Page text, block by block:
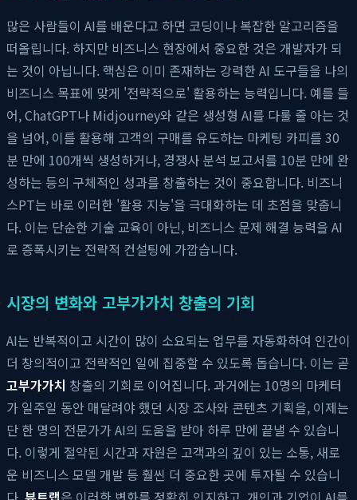
많은 사람들이 AI를 배운다고 하면 코딩이나 복잡한 알고리즘을
떠올립니다. 하지만 비즈니스 현장에서 중요한 것은 개발자가 되
는 것이 아닙니다. 핵심은 이미 존재하는 강력한 AI 도구들을 나의
비즈니스 목표에 맞게 '전략적으로' 활용하는 능력입니다. 예를 들
어, ChatGPT나 Midjourney와 같은 생성형 AI를 다룰 줄 아는 것
을 넘어, 이를 활용해 고객의 구매를 유도하는 마케팅 카피를 30
분 만에 100개씩 생성하거나, 경쟁사 분석 보고서를 10분 만에 완
성하는 등의 구체적인 성과를 창출하는 것이 중요합니다. 비즈니
스PT는 바로 이러한 '활용 지능'을 극대화하는 데 초점을 맞춥니
다. 이는 단순한 기술 교육이 아닌, 비즈니스 문제 해결 능력을 AI
로 증폭시키는 전략적 컨설팅에 가깝습니다.
시장의 변화와 고부가가치 창출의 기회
AI는 반복적이고 시간이 많이 소요되는 업무를 자동화하여 인간이
더 창의적이고 전략적인 일에 집중할 수 있도록 돕습니다. 이는 곧
고부가가치 창출의 기회로 이어집니다. 과거에는 10명의 마케터
가 일주일 동안 매달려야 했던 시장 조사와 콘텐츠 기획을, 이제는
단 한 명의 전문가가 AI의 도움을 받아 하루 만에 끝낼 수 있습니
다. 이렇게 절약된 시간과 자원은 고객과의 깊이 있는 소통, 새로
운 비즈니스 모델 개발 등 훨씬 더 중요한 곳에 투자될 수 있습니